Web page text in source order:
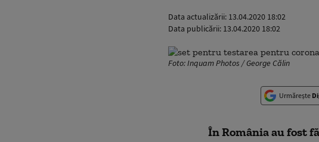
Data actualizării: 13.04.2020 18:02
Data publicării: 13.04.2020 18:02
Foto: Inquam Photos / George Călin
Urmărește
În România au fost